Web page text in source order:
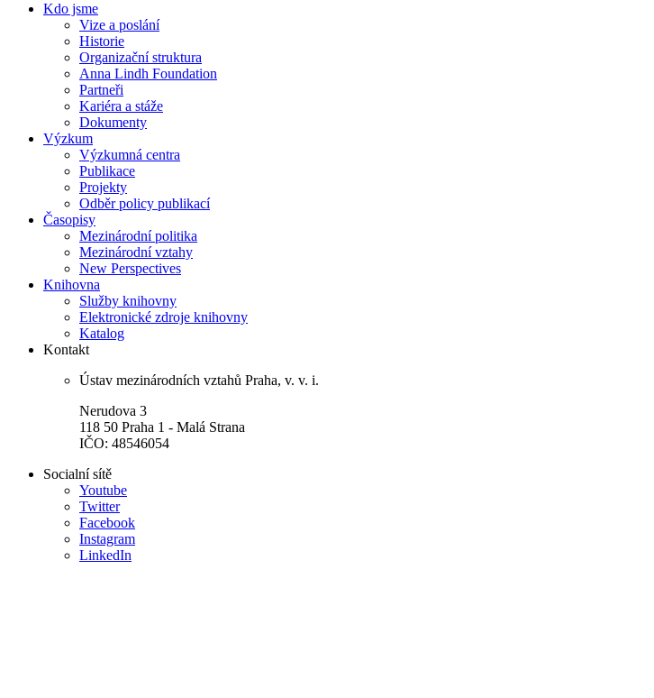
Kdo jsme
Vize a poslání
Historie
Organizační struktura
Anna Lindh Foundation
Partneři
Kariéra a stáže
Dokumenty
Výzkum
Výzkumná centra
Publikace
Projekty
Odběr policy publikací
Časopisy
Mezinárodní politika
Mezinárodní vztahy
New Perspectives
Knihovna
Služby knihovny
Elektronické zdroje knihovny
Katalog
Kontakt
Ústav mezinárodních vztahů Praha, v. v. i.
Nerudova 3
118 50 Praha 1 - Malá Strana
IČO: 48546054
Socialní sítě
Youtube
Twitter
Facebook
Instagram
LinkedIn